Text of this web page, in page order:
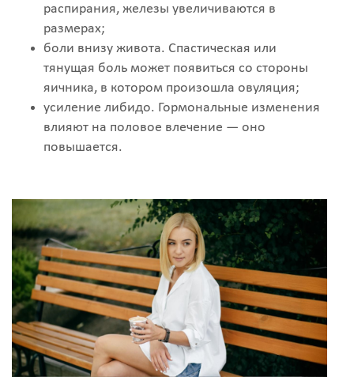
распирания, железы увеличиваются в
размерах;
боли внизу живота. Спастическая или
тянущая боль может появиться со стороны
яичника, в котором произошла овуляция;
усиление либидо. Гормональные изменения
влияют на половое влечение — оно
повышается.